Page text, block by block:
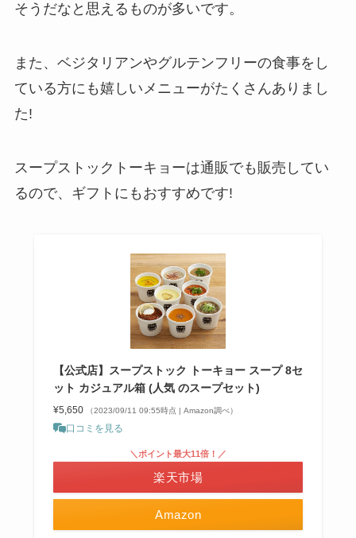
そうだなと思えるものが多いです。
また、ベジタリアンやグルテンフリーの食事をし
ている方にも嬉しいメニューがたくさんありまし
た!
スープストックトーキョーは通販でも販売してい
るので、ギフトにもおすすめです!
【公式店】スープストック トーキョー スープ 8セ
ット カジュアル箱 (人気 のスープセット)
¥5,650 （2023/09/11 09:55時点 | Amazon調べ）
口コミを見る
Amazon
＼ポイント最大11倍！／
楽天市場